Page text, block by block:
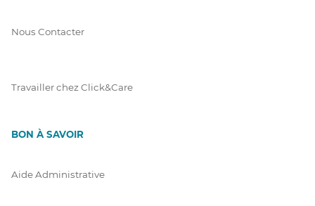
Nous Contacter
Travailler chez Click&Care
BON À SAVOIR
Aide Administrative